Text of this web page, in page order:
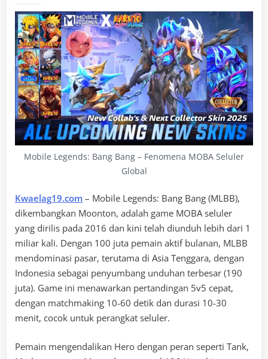
Mobile Legends: Bang Bang – Fenomena MOBA Seluler
Global
Kwaelag19.com – Mobile Legends: Bang Bang (MLBB),
dikembangkan Moonton, adalah game MOBA seluler
yang dirilis pada 2016 dan kini telah diunduh lebih dari 1
miliar kali. Dengan 100 juta pemain aktif bulanan, MLBB
mendominasi pasar, terutama di Asia Tenggara, dengan
Indonesia sebagai penyumbang unduhan terbesar (190
juta). Game ini menawarkan pertandingan 5v5 cepat,
dengan matchmaking 10-60 detik dan durasi 10-30
menit, cocok untuk perangkat seluler.
Pemain mengendalikan Hero dengan peran seperti Tank,